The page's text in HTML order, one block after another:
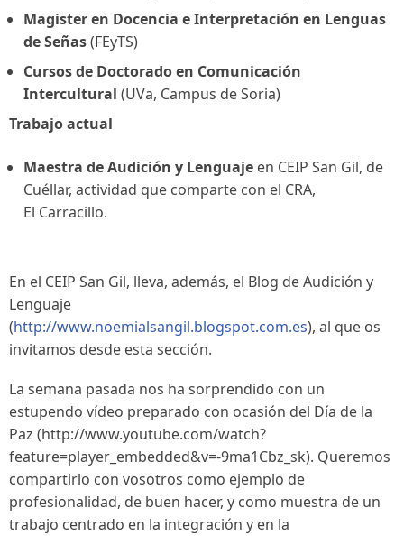
Magister en Docencia e Interpretación en Lenguas
de Señas(FEyTS)
Cursos de Doctorado en Comunicación
Intercultural (UVa, Campus de Soria)
Trabajo actual
Maestra de Audición y Lenguaje en CEIP San Gil, de
Cuéllar, actividad que comparte con el CRA,
El Carracillo.
En el CEIP San Gil, lleva, además, el Blog de Audición y
Lenguaje
(http://www.noemialsangil.blogspot.com.es), al que os
invitamos desde esta sección.
La semana pasada nos ha sorprendido con un
estupendo vídeo preparado con ocasión del Día de la
Paz (http://www.youtube.com/watch?
feature=player_embedded&v=-9ma1Cbz_sk). Queremos
compartirlo con vosotros como ejemplo de
profesionalidad, de buen hacer, y como muestra de un
trabajo centrado en la integración y en la